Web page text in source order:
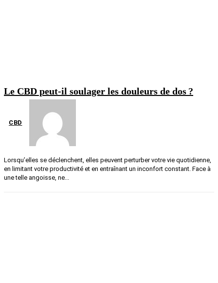
Le CBD peut-il soulager les douleurs de dos ?
CBD
Lorsqu’elles se déclenchent, elles peuvent perturber votre vie quotidienne,
en limitant votre productivité et en entraînant un inconfort constant. Face à
une telle angoisse, ne...